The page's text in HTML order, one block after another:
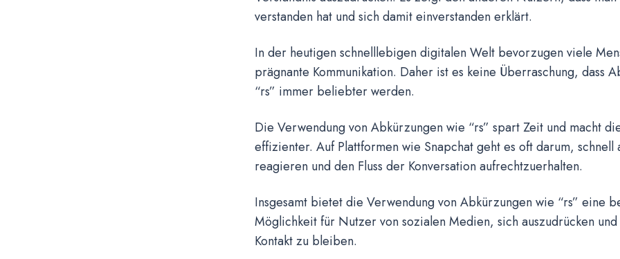
verstanden hat und sich damit einverstanden erklärt.
In der heutigen schnelllebigen digitalen Welt bevorzugen viele
prägnante Kommunikation. Daher ist es keine Überraschung, dass
“rs” immer beliebter werden.
Die Verwendung von Abkürzungen wie “rs” spart Zeit und macht
effizienter. Auf Plattformen wie Snapchat geht es oft darum,
reagieren und den Fluss der Konversation aufrechtzuerhalten.
Insgesamt bietet die Verwendung von Abkürzungen wie “rs” eine
Möglichkeit für Nutzer von sozialen Medien, sich auszudrücken
Kontakt zu bleiben.